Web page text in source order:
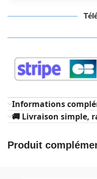
Informations
🚚 Livraison simple,
Produit